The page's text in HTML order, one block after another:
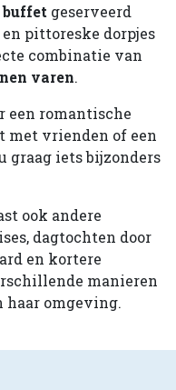
geserveerd
pittoreske dorpjes
combinatie van
varen.
een romantische
met vrienden of een
graag iets bijzonders
ook andere
dagtochten door
en kortere
manieren
haar omgeving.